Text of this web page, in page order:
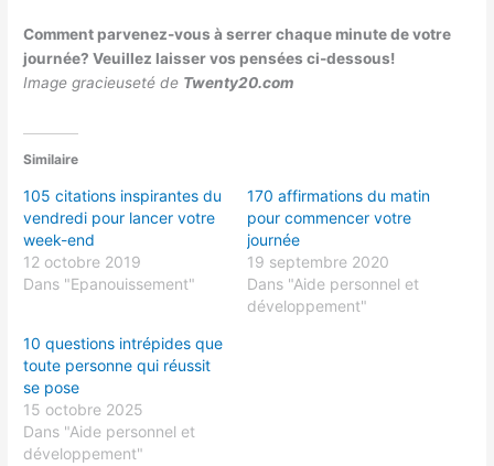
Comment parvenez-vous à serrer chaque minute de votre
journée? Veuillez laisser vos pensées ci-dessous!
Image gracieuseté de Twenty20.com
Similaire
105 citations inspirantes du
vendredi pour lancer votre
week-end
12 octobre 2019
Dans "Epanouissement"
170 affirmations du matin
pour commencer votre
journée
19 septembre 2020
Dans "Aide personnel et
développement"
10 questions intrépides que
toute personne qui réussit
se pose
15 octobre 2025
Dans "Aide personnel et
développement"